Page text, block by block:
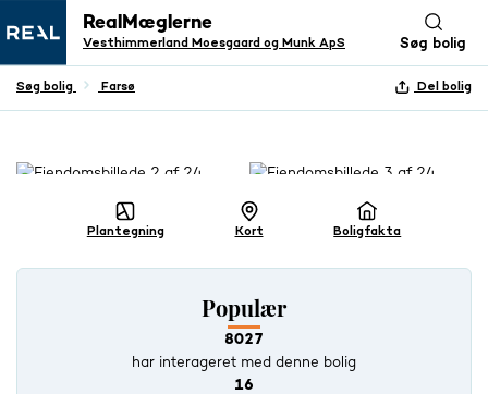
RealMæglerne
Vesthimmerland Moesgaard og Munk ApS Søg bolig
Søg bolig Farsø Del bolig
+ 23 BILLEDER
Boligfakta
Plantegning Kort
Populær
8027
har interageret med denne bolig
16